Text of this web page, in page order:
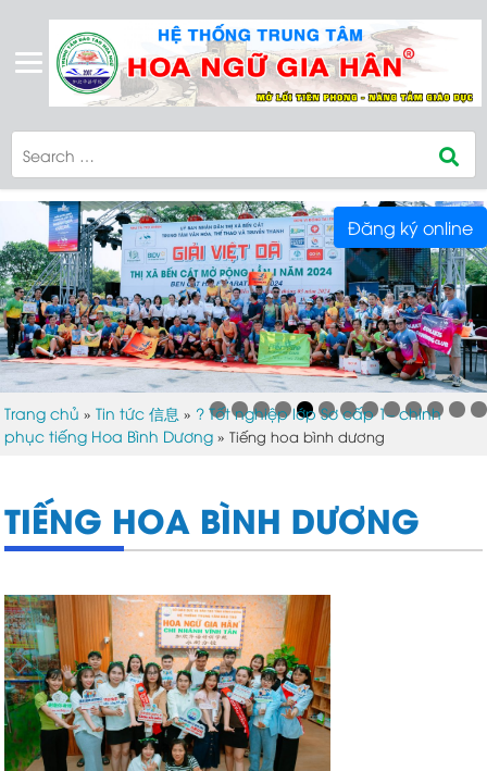
Trang chủ »Tin tức 信息 » ? Tốt nghiệp lớp Sơ cấp 1– chinh
phục tiếng Hoa Bình Dương »Tiếng hoa bình dương
TIẾNG HOA BÌNH DƯƠNG
Đăng ký online